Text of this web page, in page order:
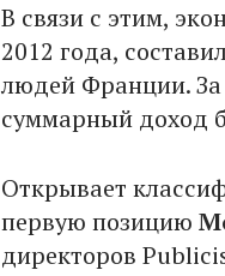
В связи с этим,
2012 года,
людей Франции. За
суммарный доход
Открывает
первую позицию
директоров